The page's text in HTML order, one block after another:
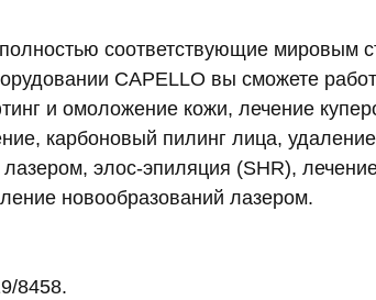
соответствующие мировым
CAPELLO вы сможете
и омоложение кожи, лечение
карбоновый пилинг лица, удаление
элос-эпиляция (SHR),
новообразований лазером.
8458.